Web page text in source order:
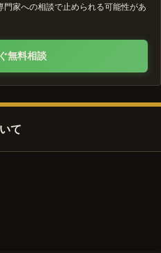
家への相談で止められる可能性があ
無料相談
て